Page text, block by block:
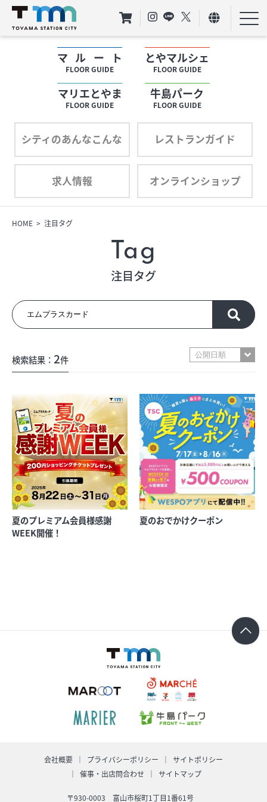
マルート
FLOOR GUIDE
とやマルシェ
FLOOR GUIDE
マリエとやま
FLOOR GUIDE
牛島パーク
FLOOR GUIDE
シティのあんなこんな レストランガイド
求人情報 オンラインショップ
フロアガイド
ショップリスト
プロフィール
フロアガイド
プロフィール
フロアガイド
ショップリスト
フロアガイド
ショップリスト
プロフィール
シティのあんなこんな
旬のアイテム
富山のおみやげ
HOME 注目タグ
Tag
注目タグ
検索結果： 2件
夏のプレミアム会員様感謝
WEEK開催！
夏のおでかけクーポン
会社概要 プライバシーポリシー
サイトポリシー
催事・出店問合わせ
サイトマップ
〒930-0003 富山市桜町1丁目1番61号